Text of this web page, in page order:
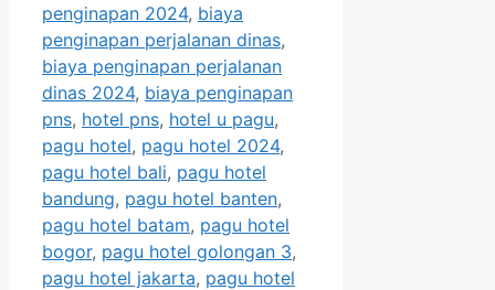
penginapan 2024, biaya
penginapan perjalanan dinas,
biaya penginapan perjalanan
dinas 2024, biaya penginapan
pns, hotel pns, hotel u pagu,
pagu hotel, pagu hotel 2024,
pagu hotel bali, pagu hotel
bandung, pagu hotel banten,
pagu hotel batam, pagu hotel
bogor, pagu hotel golongan 3,
pagu hotel jakarta, pagu hotel